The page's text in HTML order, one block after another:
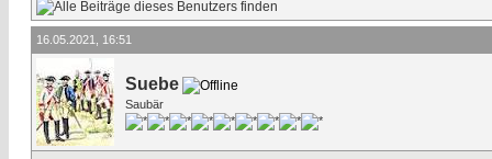
16.05.2021, 16:51
Suebe
Saubär